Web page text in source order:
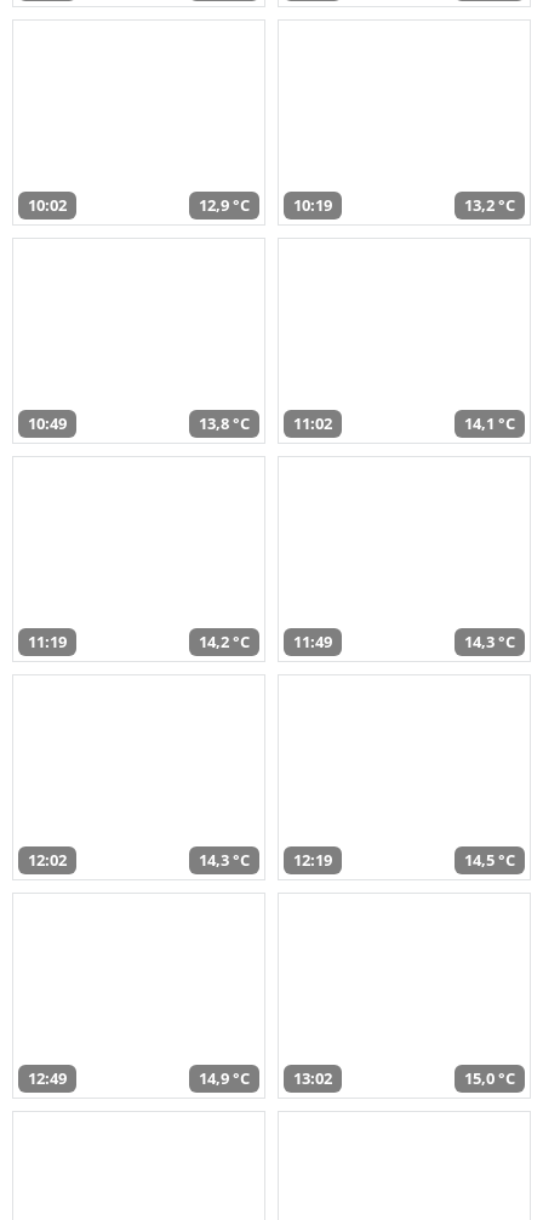
10:02 12,9 °C 10:19 13,2 °C
10:49 13,8 °C 11:02 14,1 °C
11:19 14,2 °C 11:49 14,3 °C
12:02 14,3 °C 12:19 14,5 °C
12:49 14,9 °C 13:02 15,0 °C